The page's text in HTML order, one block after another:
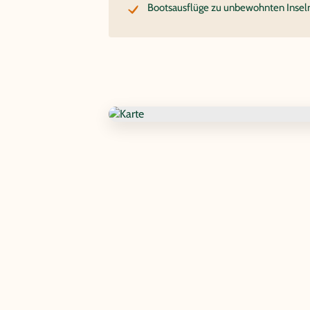
Bootsausflüge zu unbewohnten